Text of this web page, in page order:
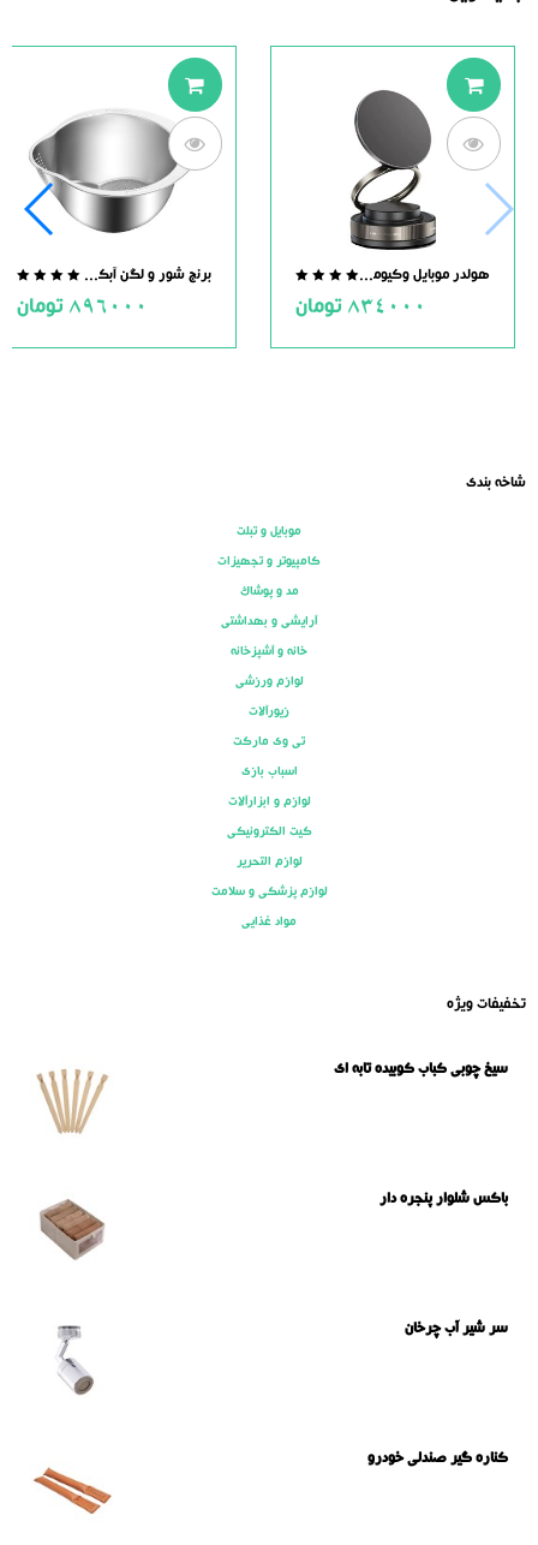
out
5
هولدر موبایل وکیومی مگنت دار
834000 تومان
5
برنج شور و لگن آبکش دار استیل
896000 تومان
شاخه بندی
موبایل و تبلت
کامپیوتر و تجهیزات
مد و پوشاک
آرایشی و بهداشتی
خانه و آشپزخانه
لوازم ورزشی
زیورآلات
تی وی مارکت
اسباب بازی
لوازم و ابزارآلات
کیت الکترونیکی
لوازم التحریر
لوازم پزشکی و سلامت
مواد غذایی
تخفیفات ویژه
سیخ چوبی کباب کوبیده تابه ای
باکس شلوار پنجره دار
سر شیر آب چرخان
کناره گیر صندلی خودرو